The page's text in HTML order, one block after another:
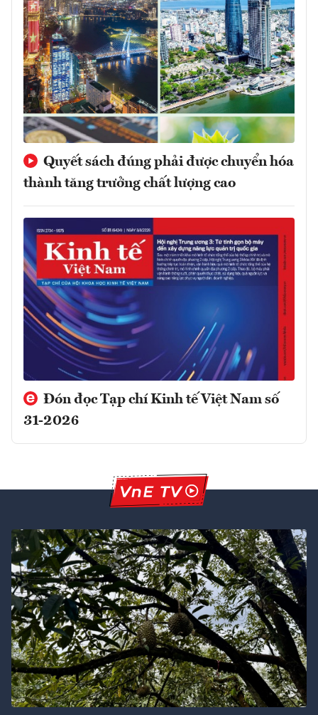
Quyết sách đúng phải được chuyển hóa
thành tăng trưởng chất lượng cao
Đón đọc Tạp chí Kinh tế Việt Nam số
31-2026